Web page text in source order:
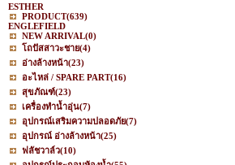
ESTHER
PRODUCT(639)
ENGLEFIELD
NEW ARRIVAL(0)
โถปัสสาวะชาย(4)
อ่างล้างหน้า(23)
อะไหล่ / SPARE PART(16)
สุขภัณฑ์(23)
เครื่องทำน้ำอุ่น(7)
อุปกรณ์เสริมความปลอดภัย(7)
อุปกรณ์ อ่างล้างหน้า(25)
ฟลัชวาล์ว(10)